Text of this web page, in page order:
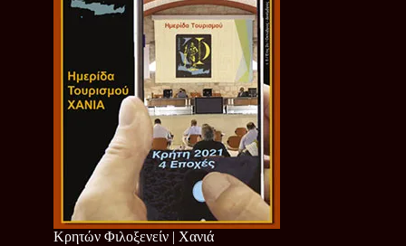
Κρητών Φιλοξενείν | Χανιά